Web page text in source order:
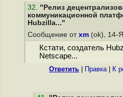
32. "Релиз
коммуникационной
Hubzilla..."
Сообщение от xm (ok), 14-
Кстати, создатель
Netscape...
Ответить Правка| К